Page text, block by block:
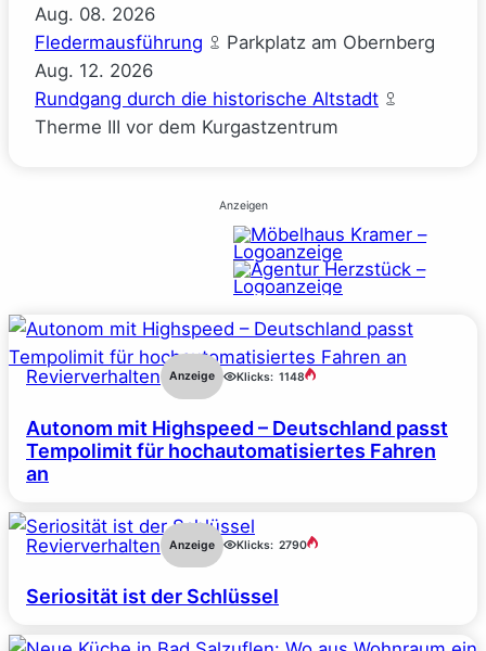
Aug. 08. 2026
Fledermausführung
Parkplatz am Obernberg
Aug. 12. 2026
Rundgang durch die historische Altstadt
Therme III vor dem Kurgastzentrum
Anzeigen
Revierverhalten Anzeige Klicks: 1148
Autonom mit Highspeed – Deutschland passt
Tempolimit für hochautomatisiertes Fahren
an
Revierverhalten Anzeige Klicks: 2790
Seriosität ist der Schlüssel